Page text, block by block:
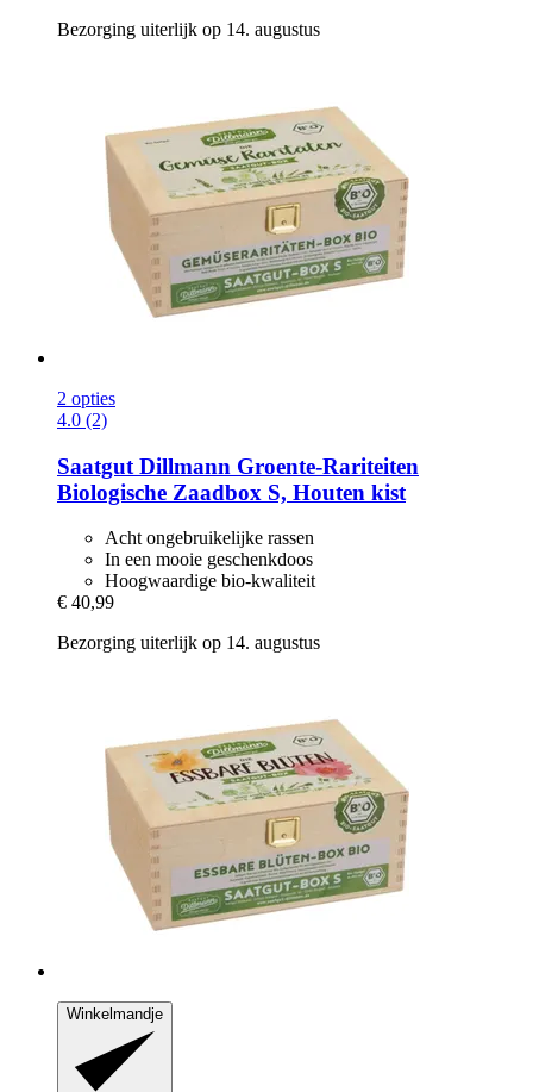
Bezorging uiterlijk op 14. augustus
2 opties
4.0 (2)
Saatgut Dillmann Groente-​Rariteiten
Biologische Zaadbox S, Houten kist
Acht ongebruikelijke rassen
In een mooie geschenkdoos
Hoogwaardige bio-kwaliteit
€ 40,99
Bezorging uiterlijk op 14. augustus
Winkelmandje